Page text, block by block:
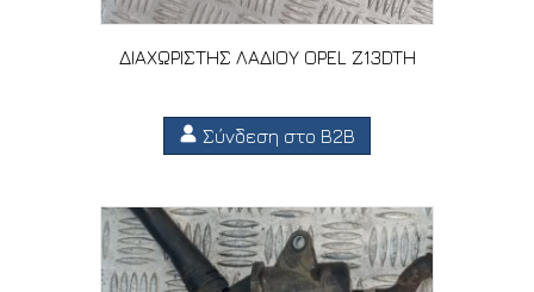
ΔΙΑΧΩΡΙΣΤΗΣ ΛΑΔΙΟΥ OPEL Z13DTH
Σύνδεση στο B2B